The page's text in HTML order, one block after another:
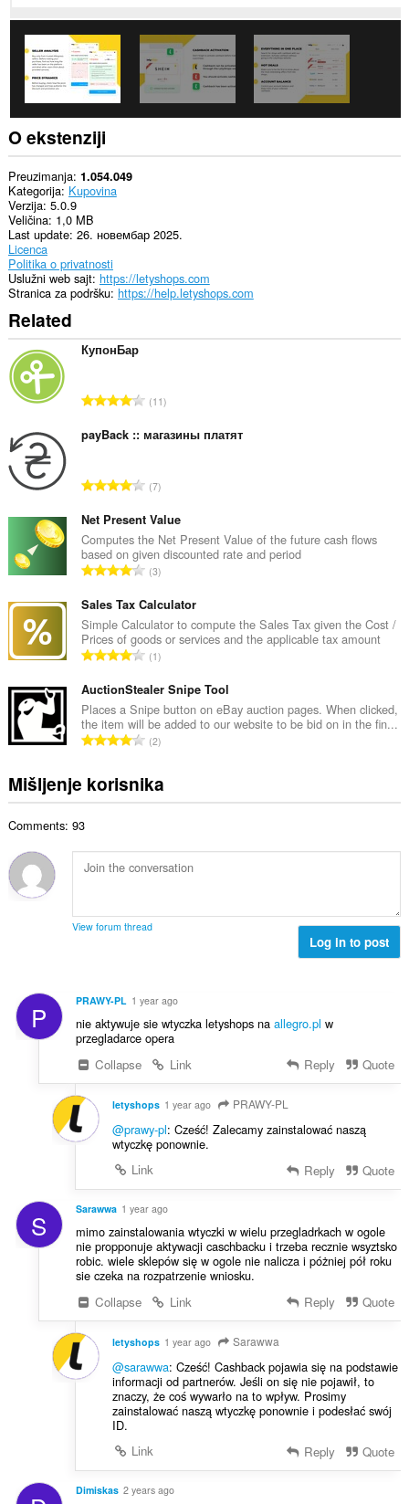
system
tray.
Ova
ekstenzija
može
pristupati
Vašim
tabovima
i
istoriji
pretraživanja.
O ekstenziji
Preuzimanja 1.054.049
Kategorija Kupovina
Verzija 5.0.9
Veličina 1,0 MB
Last update 26. новембар 2025.
Licenca
Politika o privatnosti
Uslužni web sajt https://letyshops.com
Stranica za podršku https://help.letyshops.com
Related
КупонБар
U
u
n
r
o
j
o
c
j
e
n
:
11
payBack :: магазины платят
U
u
p
a
n
r
o
j
o
c
j
e
n
:
7
Net Present Value
Computes the Net Present Value of the future cash flows
based on given discounted rate and period
U
u
p
a
n
r
o
j
o
j
e
:
3
Sales Tax Calculator
Simple Calculator to compute the Sales Tax given the Cost /
Prices of goods or services and the applicable tax amount
U
u
p
a
n
r
o
c
j
a
1
AuctionStealer Snipe Tool
Places a Snipe button on eBay auction pages. When clicked,
the item will be added to our website to be bid on in the fin...
U
u
p
b
r
o
n
:
2
Mišljenje korisnika
Comments: 93
View forum thread
Log in to post
P PRAWY-PL 1 year ago
nie aktywuje sie wtyczka letyshops na allegro.pl w
przegladarce opera
Collapse
Link Reply Quote
letyshops 1 year ago PRAWY-PL
@prawy-pl: Cześć! Zalecamy zainstalować naszą
wtyczkę ponownie.
Link
Reply Quote
S Sarawwa 1 year ago
mimo zainstalowania wtyczki w wielu przegladrkach w ogole
nie propponuje aktywacji caschbacku i trzeba recznie wsyztsko
robic. wiele sklepów się w ogole nie nalicza i póżniej pół roku
sie czeka na rozpatrzenie wniosku.
Collapse
Link Reply Quote
letyshops 1 year ago Sarawwa
@sarawwa: Cześć! Cashback pojawia się na podstawie
informacji od partnerów. Jeśli on się nie pojawił, to
znaczy, że coś wywarło na to wpływ. Prosimy
zainstalować naszą wtyczkę ponownie i podesłać swój
ID.
Link
Reply Quote
Dimiskas 2 years ago